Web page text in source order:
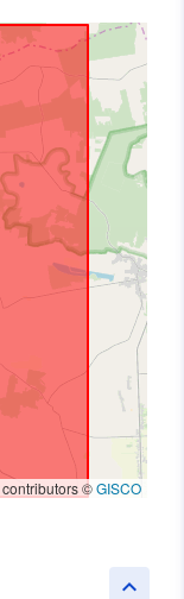
contributors ©GISCO
keyboard_arrow_up